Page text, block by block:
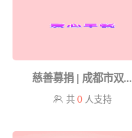
慈善募捐 | 成都市双...
共 0 人支持